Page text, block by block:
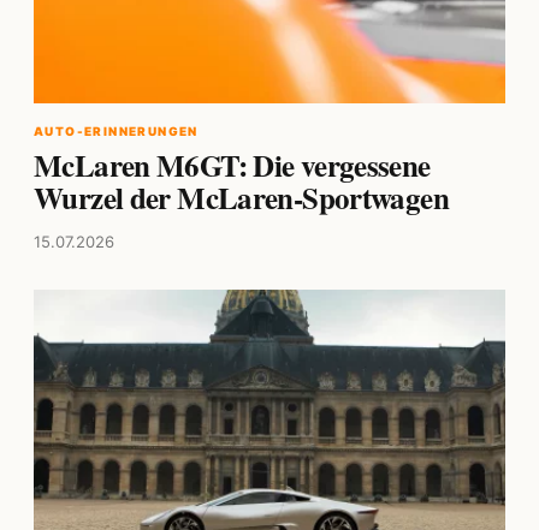
AUTO-ERINNERUNGEN
McLaren M6GT: Die vergessene
Wurzel der McLaren-Sportwagen
15.07.2026